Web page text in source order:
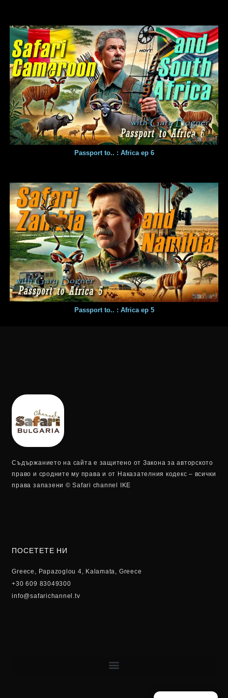
Passport to.. : Africa ep 6
Passport to.. : Africa ep 5
Съдържанието на сайта е защитено от Закона за авторското
право и сродните му права и от Наказателния кодекс – всички
права запазени © Safari channel IKE
ПОСЕТЕТЕ НИ
Greece, Papazoglou 4, Kalamata, Greece
+30 609 83049300
info@safarichannel.tv